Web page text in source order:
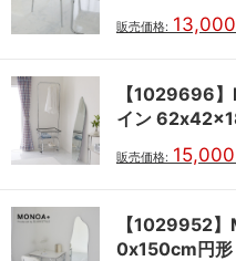
販売価格: 13,000
【1029696
イン
販売価格: 15,000
【1029952
0x150cm円形